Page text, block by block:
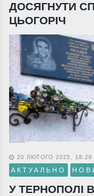
ДОСЯГНУТИ
ЦЬОГОРІЧ
20 ЛЮТОГО 2025, 18:26
АКТУАЛЬНО
У ТЕРНОПОЛІ